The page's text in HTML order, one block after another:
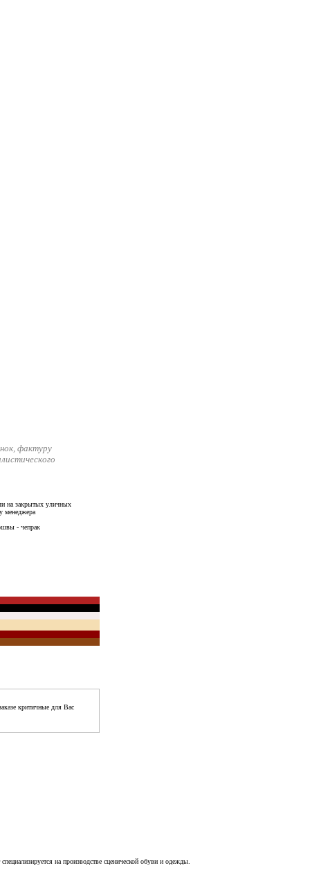
фактуру
на закрытых уличных
менеджера
- чепрак
критичные для Вас
на производстве сценической обуви и одежды.